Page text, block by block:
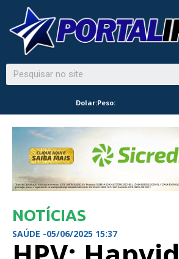
Dolar:Peso:
NOTÍCIAS
SAÚDE -05/06/2025 15:37